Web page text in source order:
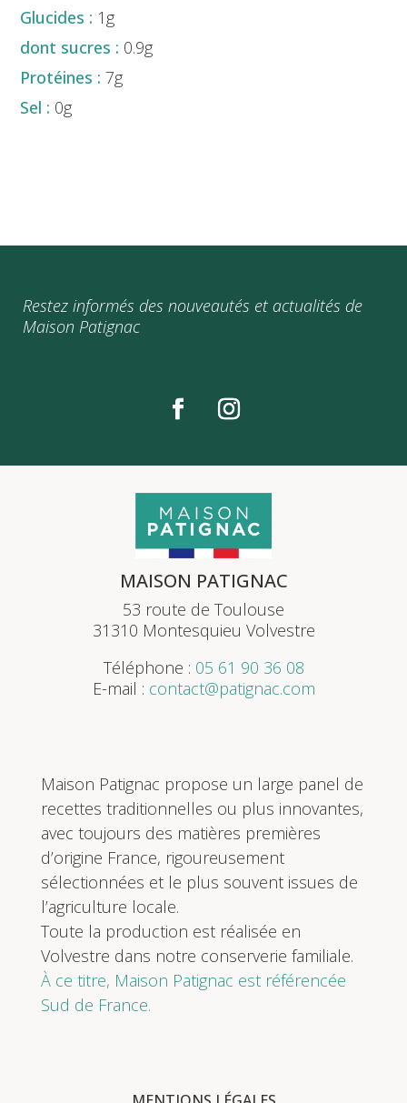
1g
0.9g
7g
0g
Restez informés des nouveautés et actualités de
Maison Patignac
MAISON PATIGNAC
53 route de Toulouse
31310 Montesquieu Volvestre
Téléphone : 05 61 90 36 08
E-mail : contact@patignac.com
Maison Patignac propose un large panel de
recettes traditionnelles ou plus innovantes,
avec toujours des matières premières
d’origine France, rigoureusement
sélectionnées et le plus souvent issues de
l’agriculture locale.
Toute la production est réalisée en
Volvestre dans notre conserverie familiale.
À ce titre, Maison Patignac est référencée
Sud de France.